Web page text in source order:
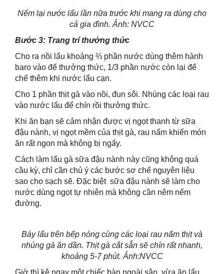
Nếm lại nước lẩu lần nữa trước khi mang ra dùng cho
cả gia đình. Ảnh: NVCC
Bước 3: Trang trí thưởng thức
Cho ra nồi lẩu khoảng ⅔ phần nước dùng thêm hành
baro vào để thưởng thức, 1/3 phần nước còn lại để
chế thêm khi nước lẩu cạn.
Cho 1 phần thịt gà vào nồi, đun sôi. Nhúng các loại rau
vào nước lẩu để chín rồi thưởng thức.
Khi ăn bạn sẽ cảm nhận được vị ngọt thanh từ sữa
đậu nành, vị ngọt mềm của thịt gà, rau nấm khiến món
ăn rất ngon mà không bị ngấy.
Cách làm lẩu gà sữa đậu nành này cũng không quá
cầu kỳ, chỉ cần chú ý các bước sơ chế nguyên liệu
sao cho sạch sẽ. Đặc biệt sữa đậu nành sẽ làm cho
nước dùng ngọt tự nhiên mà không cần nêm nếm
đường.
Bày lẩu trên bếp nóng cùng các loại rau nấm thịt và
nhúng gà ăn dần. Thịt gà cắt sẵn sẽ chín rất nhanh,
khoảng 5-7 phút. Ảnh:NVCC
Giờ thì kê ngay một chiếc bàn ngoài sân, vừa ăn lẩu